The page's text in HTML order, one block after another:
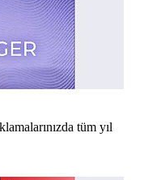
tüm yıl